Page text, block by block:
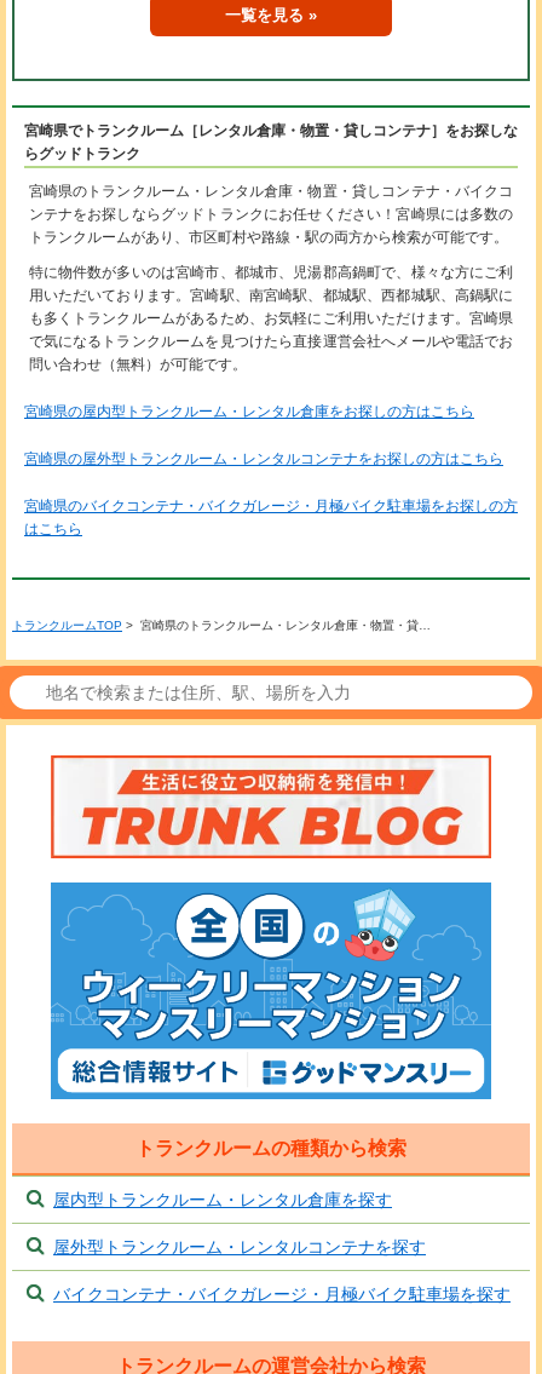
一覧を見る
宮崎県でトランクルーム［レンタル倉庫・物置・貸しコンテナ］をお探しな
らグッドトランク
宮崎県のトランクルーム・レンタル倉庫・物置・貸しコンテナ・バイクコ
ンテナをお探しならグッドトランクにお任せください！宮崎県には多数の
トランクルームがあり、市区町村や路線・駅の両方から検索が可能です。
特に物件数が多いのは宮崎市、都城市、児湯郡高鍋町で、様々な方にご利
用いただいております。宮崎駅、南宮崎駅、都城駅、西都城駅、高鍋駅に
も多くトランクルームがあるため、お気軽にご利用いただけます。宮崎県
で気になるトランクルームを見つけたら直接運営会社へメールや電話でお
問い合わせ（無料）が可能です。
宮崎県の屋内型トランクルーム・レンタル倉庫をお探しの方はこちら
宮崎県の屋外型トランクルーム・レンタルコンテナをお探しの方はこちら
宮崎県のバイクコンテナ・バイクガレージ・月極バイク駐車場をお探しの方
はこちら
トランクルームTOP > 宮崎県のトランクルーム・レンタル倉庫・物置・貸…
トランクルームの種類から検索
屋内型トランクルーム・レンタル倉庫を探す
屋外型トランクルーム・レンタルコンテナを探す
バイクコンテナ・バイクガレージ・月極バイク駐車場を探す
トランクルームの運営会社から検索